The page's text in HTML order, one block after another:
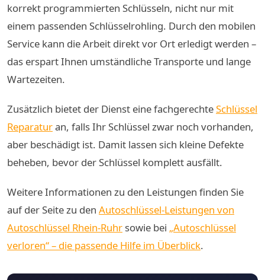
korrekt programmierten Schlüsseln, nicht nur mit
einem passenden Schlüsselrohling. Durch den mobilen
Service kann die Arbeit direkt vor Ort erledigt werden –
das erspart Ihnen umständliche Transporte und lange
Wartezeiten.
Zusätzlich bietet der Dienst eine fachgerechteSchlüssel
Reparaturan, falls Ihr Schlüssel zwar noch vorhanden,
aber beschädigt ist. Damit lassen sich kleine Defekte
beheben, bevor der Schlüssel komplett ausfällt.
Weitere Informationen zu den Leistungen finden Sie
auf der Seite zu den Autoschlüssel-Leistungen von
Autoschlüssel Rhein-Ruhr sowie bei „Autoschlüssel
verloren“ – die passende Hilfe im Überblick.